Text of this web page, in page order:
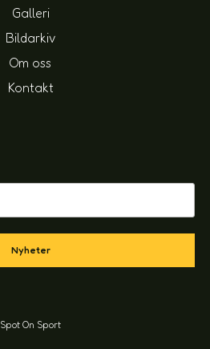
Galleri
Bildarkiv
Om oss
Kontakt
Nyheter
Spot On Sport